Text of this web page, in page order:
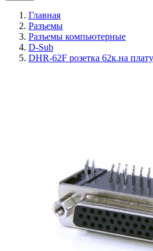
Главная
Разъемы
Разъемы компьютерные
D-Sub
DHR-62F розетка 62к.на